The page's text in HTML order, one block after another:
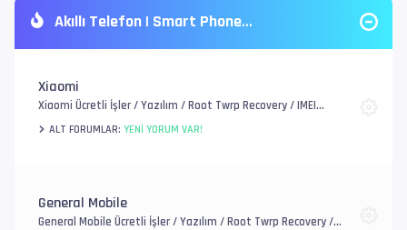
Akıllı Telefon | Smart Phone
Xiaomi
Xiaomi Ücretli İşler / Yazılım / Root Twrp Recovery / IMEI
Onarım / EFS, FRP ve Mi Account / Genel Donanım Sorunlar
ALT FORUMLAR: YENI YORUM VAR!
General Mobile
General Mobile Ücretli İşler / Yazılım / Root Twrp Recovery /